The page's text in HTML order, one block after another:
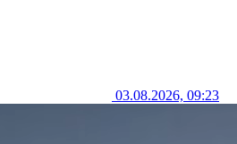
03.08.2026, 09:23